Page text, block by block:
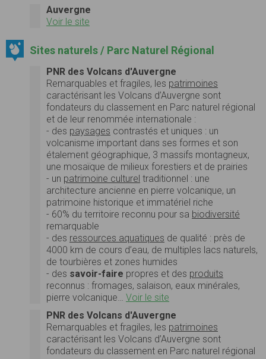
Auvergne
Voir le site
Sites naturels / Parc Naturel Régional
PNR des Volcans d'Auvergne
Remarquables et fragiles, les patrimoines
caractérisant les Volcans d’Auvergne sont
fondateurs du classement en Parc naturel régional
et de leur renommée internationale :
- des paysages contrastés et uniques : un
volcanisme important dans ses formes et son
étalement géographique, 3 massifs montagneux,
une mosaïque de milieux forestiers et de prairies
- un patrimoine culturel traditionnel : une
architecture ancienne en pierre volcanique, un
patrimoine historique et immatériel riche
- 60% du territoire reconnu pour sa biodiversité
remarquable
- des ressources aquatiques de qualité : près de
4000 km de cours d’eau, de multiples lacs naturels,
de tourbières et zones humides
- des savoir-faire propres et des produits
reconnus : fromages, salaison, eaux minérales,
pierre volcanique… Voir le site
PNR des Volcans d'Auvergne
Remarquables et fragiles, les patrimoines
caractérisant les Volcans d’Auvergne sont
fondateurs du classement en Parc naturel régional